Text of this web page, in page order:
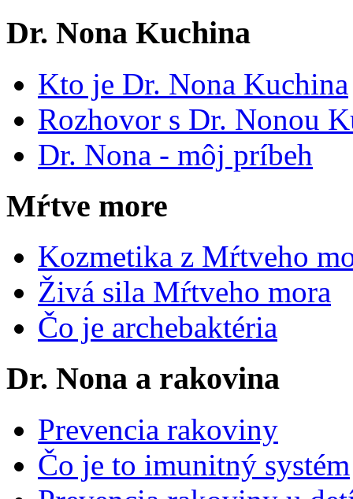
Dr. Nona Kuchina
Kto je Dr. Nona Kuchina
Rozhovor s Dr. Nonou
Dr. Nona - môj príbeh
Mŕtve more
Kozmetika z Mŕtveho
Živá sila Mŕtveho mora
Čo je archebaktéria
Dr. Nona a rakovina
Prevencia rakoviny
Čo je to imunitný systém